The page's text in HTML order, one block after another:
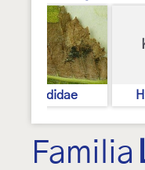
Praydidae
Familia